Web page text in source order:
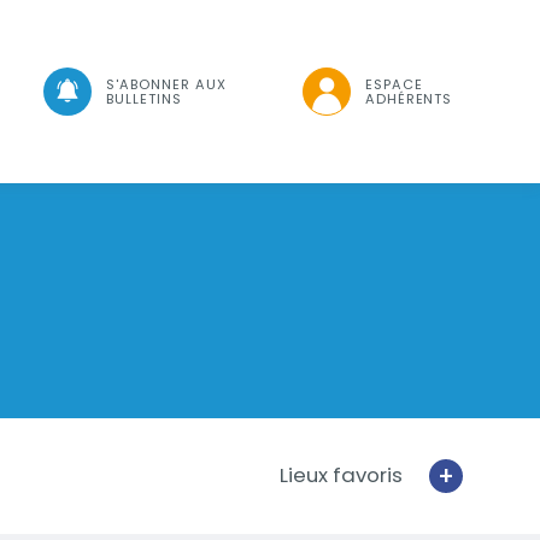
S'ABONNER AUX
BULLETINS
ESPACE
ADHÉRENTS
Lieux favoris +
Ajouter un